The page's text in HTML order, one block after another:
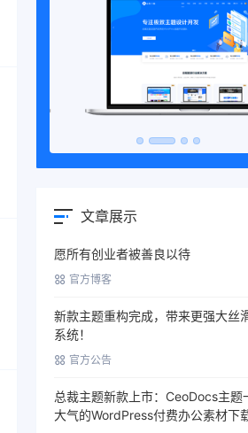
文章展示
愿所有创业者被善良以待
官方博客
新款主题重构完成，带来更强大丝
系统！
官方公告
总裁主题新款上市：CeoDocs主题
大气的WordPress付费办公素材下